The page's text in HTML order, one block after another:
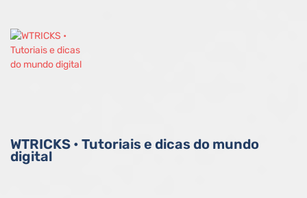
WTRICKS • Tutoriais e dicas do mundo
digital